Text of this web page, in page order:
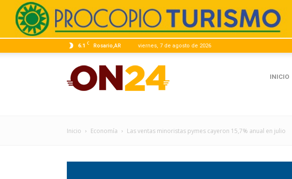
6.1 C Rosario,AR viernes, 7 de agosto de 2026
|
INICIO
Inicio Economía Las ventas minoristas pymes cayeron 15,7% anual en julio